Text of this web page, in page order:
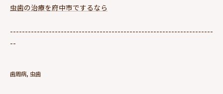
虫歯の治療を府中市でするなら
--------------------------------------------------------------------
--
歯周病 虫歯